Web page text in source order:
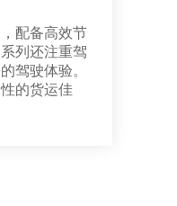
配备高效节
列还注重驾
驾驶体验。
的货运佳